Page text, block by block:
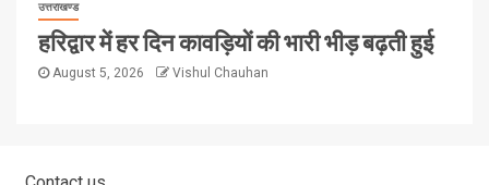
उत्तराखण्ड
हरिद्वार में हर दिन कावड़ियों की भारी भीड़ बढ़ती हुई
August 5, 2026 Vishul Chauhan